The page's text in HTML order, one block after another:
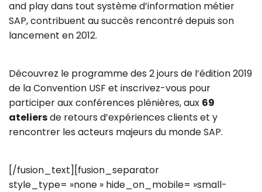
and play dans tout système d’information métier
SAP, contribuent au succès rencontré depuis son
lancement en 2012.
Découvrez le programme des 2 jours de l’édition 2019
de la Convention USF et inscrivez-vous pour
participer aux conférences plénières, aux 69
ateliersde retours d’expériences clients et y
rencontrer les acteurs majeurs du monde SAP.
[/fusion_text][fusion_separator
style_type= »none » hide_on_mobile= »small-